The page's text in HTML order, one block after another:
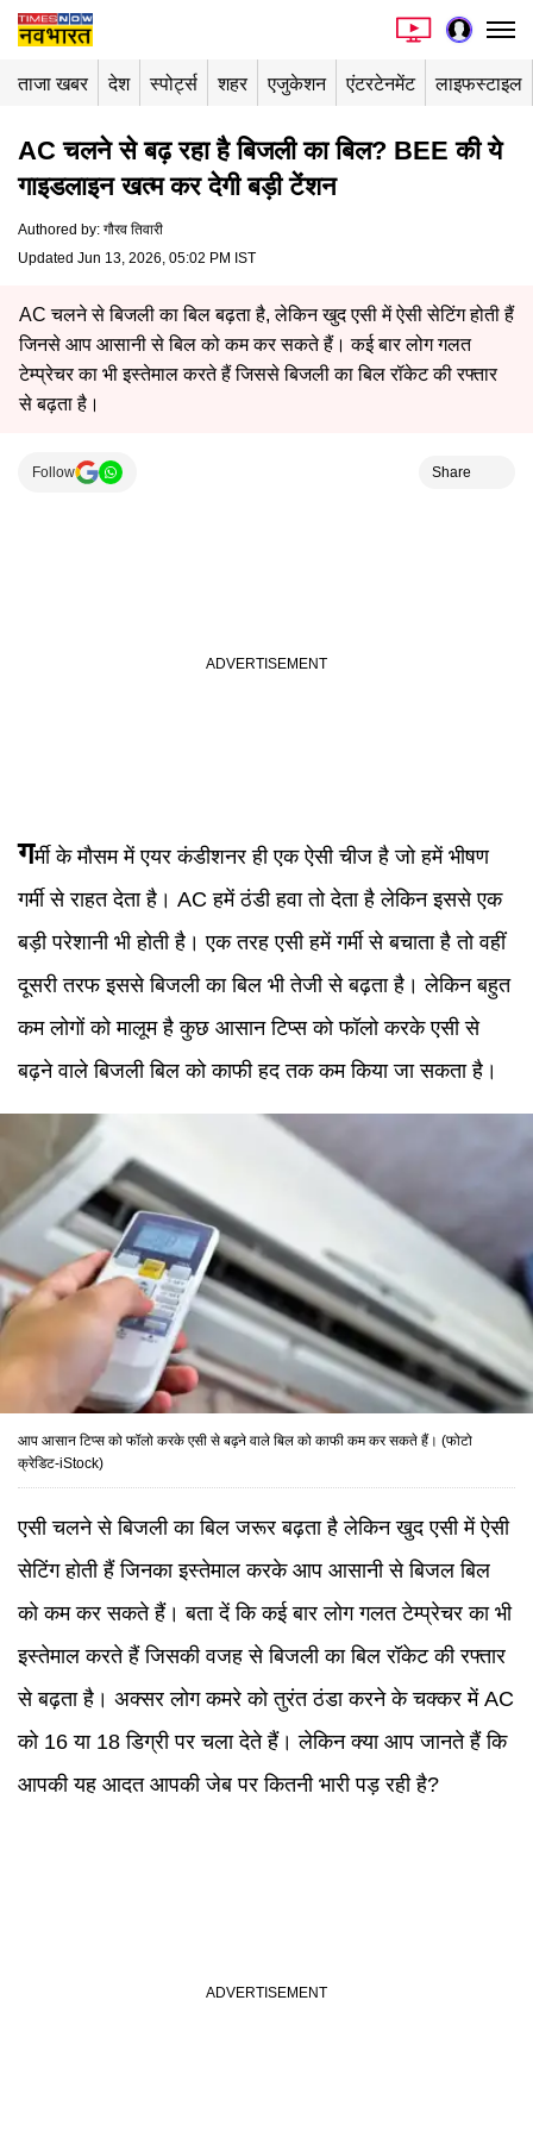
ताजा खबर देश स्पोर्ट्स शहर एजुकेशन एंटरटेनमेंट लाइफस्टाइल
AC चलने से बढ़ रहा है बिजली का बिल? BEE की ये
गाइडलाइन खत्म कर देगी बड़ी टेंशन
Authored by: गौरव तिवारी
Updated Jun 13, 2026, 05:02 PM IST
AC चलने से बिजली का बिल बढ़ता है, लेकिन खुद एसी में ऐसी सेटिंग होती हैं
जिनसे आप आसानी से बिल को कम कर सकते हैं। कई बार लोग गलत
टेम्प्रेचर का भी इस्तेमाल करते हैं जिससे बिजली का बिल रॉकेट की रफ्तार
से बढ़ता है।
Follow Share
गर्मी के मौसम में एयर कंडीशनर ही एक ऐसी चीज है जो हमें भीषण
गर्मी से राहत देता है। AC हमें ठंडी हवा तो देता है लेकिन इससे एक
बड़ी परेशानी भी होती है। एक तरह एसी हमें गर्मी से बचाता है तो वहीं
दूसरी तरफ इससे बिजली का बिल भी तेजी से बढ़ता है। लेकिन बहुत
कम लोगों को मालूम है कुछ आसान टिप्स को फॉलो करके एसी से
बढ़ने वाले बिजली बिल को काफी हद तक कम किया जा सकता है।
आप आसान टिप्स को फॉलो करके एसी से बढ़ने वाले बिल को काफी कम कर सकते हैं। (फोटो
क्रेडिट-iStock)
एसी चलने से बिजली का बिल जरूर बढ़ता है लेकिन खुद एसी में ऐसी
सेटिंग होती हैं जिनका इस्तेमाल करके आप आसानी से बिजल बिल
को कम कर सकते हैं। बता दें कि कई बार लोग गलत टेम्प्रेचर का भी
इस्तेमाल करते हैं जिसकी वजह से बिजली का बिल रॉकेट की रफ्तार
से बढ़ता है। अक्सर लोग कमरे को तुरंत ठंडा करने के चक्कर में AC
को 16 या 18 डिग्री पर चला देते हैं। लेकिन क्या आप जानते हैं कि
आपकी यह आदत आपकी जेब पर कितनी भारी पड़ रही है?